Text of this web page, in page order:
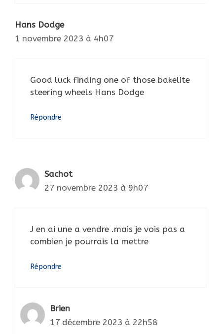
Hans Dodge
1 novembre 2023 à 4h07
Good luck finding one of those bakelite
steering wheels Hans Dodge
Répondre
Sachot
27 novembre 2023 à 9h07
J en ai une a vendre .mais je vois pas a
combien je pourrais la mettre
Répondre
Brien
17 décembre 2023 à 22h58